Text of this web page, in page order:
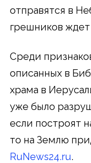
отправятся в
грешников ждет
Среди
описанных в
храма в
уже было
если построят
то на Землю
RuNews24.ru.